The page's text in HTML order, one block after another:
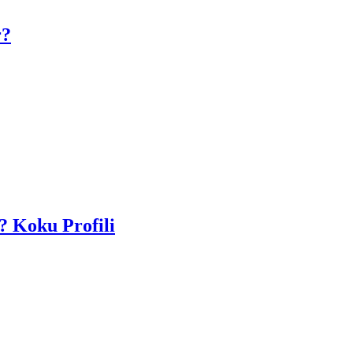
Koku Profili